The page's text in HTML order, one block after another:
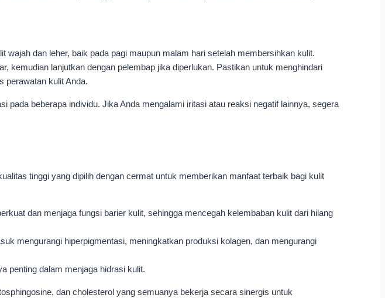
wajah dan leher, baik pada pagi maupun malam hari setelah membersihkan kulit.
kemudian lanjutkan dengan pelembap jika diperlukan. Pastikan untuk menghindari
perawatan kulit Anda.
beberapa individu. Jika Anda mengalami iritasi atau reaksi negatif lainnya, segera
tinggi yang dipilih dengan cermat untuk memberikan manfaat terbaik bagi kulit
dan menjaga fungsi barier kulit, sehingga mencegah kelembaban kulit dari hilang
mengurangi hiperpigmentasi, meningkatkan produksi kolagen, dan mengurangi
penting dalam menjaga hidrasi kulit.
dan cholesterol yang semuanya bekerja secara sinergis untuk